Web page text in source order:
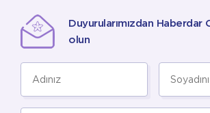
Duyurularımızdan Haberdar
olun